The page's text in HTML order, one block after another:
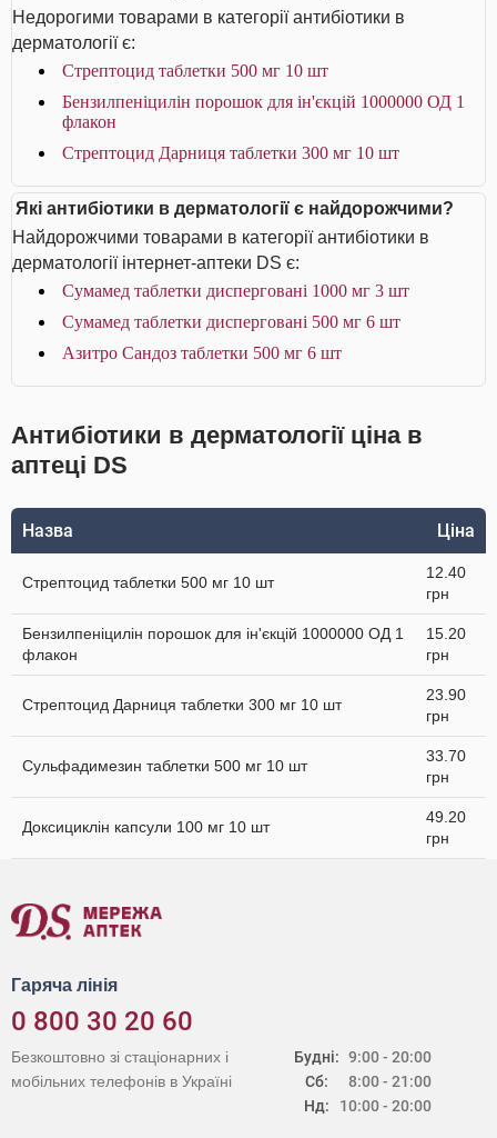
Недорогими товарами в категорії антибіотики в
дерматології є:
Стрептоцид таблетки 500 мг 10 шт
Бензилпеніцилін порошок для ін'єкцій 1000000 ОД 1
флакон
Стрептоцид Дарниця таблетки 300 мг 10 шт
Які антибіотики в дерматології є найдорожчими?
Найдорожчими товарами в категорії антибіотики в
дерматології інтернет-аптеки DS є:
Сумамед таблетки дисперговані 1000 мг 3 шт
Сумамед таблетки дисперговані 500 мг 6 шт
Азитро Сандоз таблетки 500 мг 6 шт
Антибіотики в дерматології ціна в
аптеці DS
Назва Ціна
Стрептоцид таблетки 500 мг 10 шт
12.40
грн
Бензилпеніцилін порошок для ін'єкцій 1000000 ОД 1
флакон
15.20
грн
Стрептоцид Дарниця таблетки 300 мг 10 шт
23.90
грн
Сульфадимезин таблетки 500 мг 10 шт
33.70
грн
Доксициклін капсули 100 мг 10 шт
49.20
грн
Гаряча лінія
0 800 30 20 60
Будні:
Сб:
Нд:
9:00 - 20:00
8:00 - 21:00
10:00 - 20:00
Безкоштовно зі стаціонарних і
мобільних телефонів в Україні